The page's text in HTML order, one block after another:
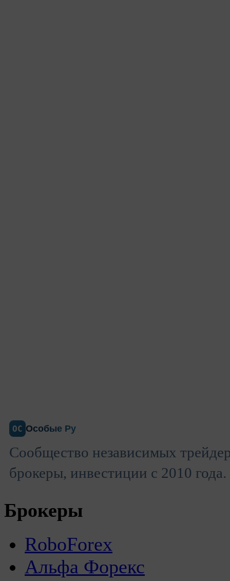
ОС Особые Ру
Сообщество независимых
брокеры, инвестиции с 2010 года.
Брокеры
RoboForex
Альфа Форекс